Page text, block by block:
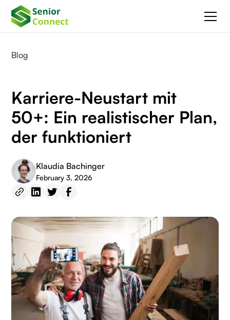
Blog
Karriere-Neustart mit
50+: Ein realistischer Plan,
der funktioniert
Klaudia Bachinger
February 3, 2026